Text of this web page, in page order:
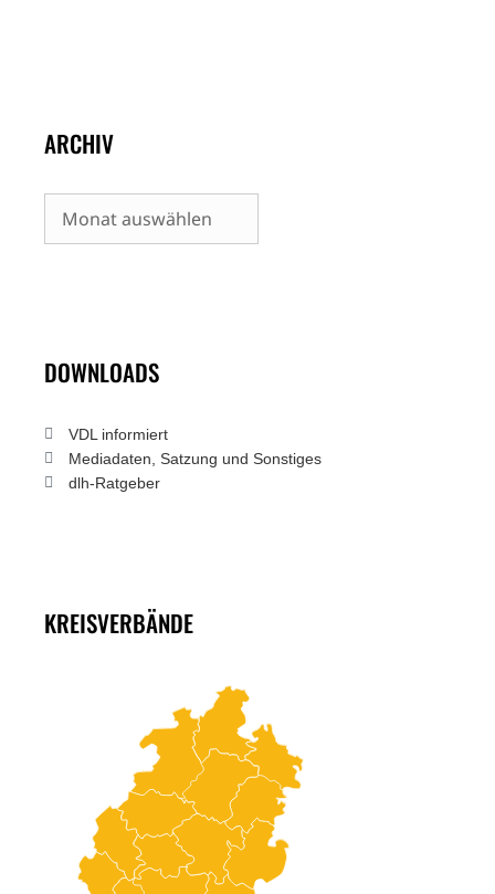
ARCHIV
Archiv
DOWNLOADS
VDL informiert
Mediadaten, Satzung und Sonstiges
dlh-Ratgeber
KREISVERBÄNDE